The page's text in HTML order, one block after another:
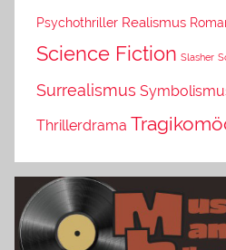
Psychothriller Realismus
Science Fiction Slasher
Surrealismus
Thrillerdrama